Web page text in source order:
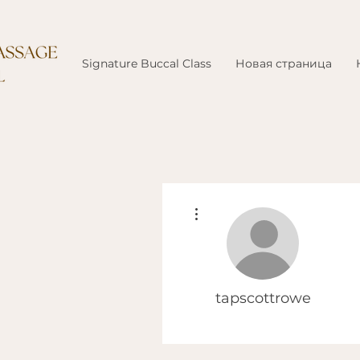
Signature Buccal Class Новая страница
tapscottrowe